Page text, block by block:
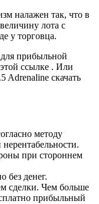
налажен так, что в
лота с
у торговца.
прибыльной
ссылке . Или
Adrenaline скачать
методу
при стороннем
без денег.
сделки. Чем больше
прибыльный